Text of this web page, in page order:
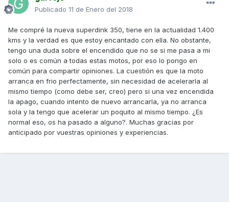
Publicado 11 de Enero del 2018
Me compré la nueva superdink 350, tiene en la actualidad 1.400
kms y la verdad es que estoy encantado con ella. No obstante,
tengo una duda sobre el encendido que no se si me pasa a mi
solo o es común a todas estas motos, por eso lo pongo en
común para compartir opiniones. La cuestión es que la moto
arranca en frio perfectamente, sin necesidad de acelerarla al
mismo tiempo (como debe ser, creo) pero si una vez encendida
la apago, cuando intento de nuevo arrancarla, ya no arranca
sola y la tengo que acelerar un poquito al mismo tiempo. ¿Es
normal eso, os ha pasado a alguno?. Muchas gracias por
anticipado por vuestras opiniones y experiencias.